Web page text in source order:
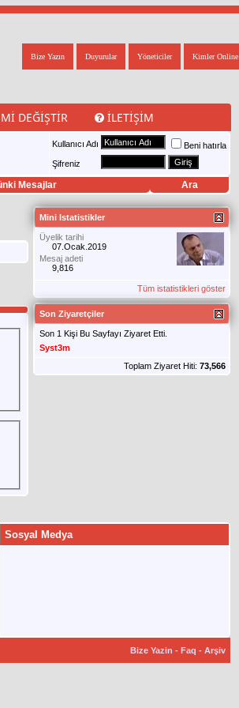
Kimler Online
Yöneticiler
Duyurular
Bize Yazın
DEĞIŞTIR İLETIŞIM
Kullanıcı Adı
Beni hatırla
Şifreniz
Mesajlar Ara
Mini Istatistikler
Üyelik tarihi
07.Ocak.2019
Mesaj adeti
9,816
Tüm istatistikleri göster
Son Ziyaretçiler
Son 1 Kişi Bu Sayfayı Ziyaret Etti.
Syst3m
Toplam Ziyaret Hiti: 73,566
Sosyal Medya
Bize Yazin - Faq - Arşiv